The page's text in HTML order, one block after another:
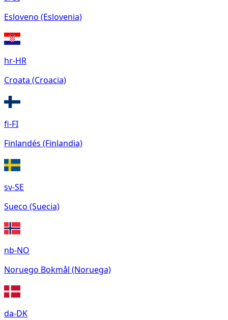
Esloveno (Eslovenia)
hr-HR
Croata (Croacia)
fi-FI
Finlandés (Finlandia)
sv-SE
Sueco (Suecia)
nb-NO
Noruego Bokmål (Noruega)
da-DK